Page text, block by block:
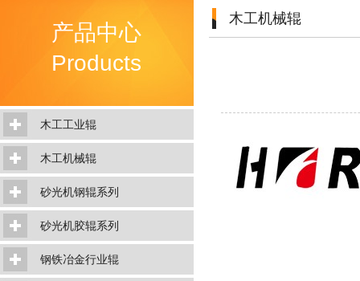
产品中心
Products
木工工业辊
木工机械辊
砂光机钢辊系列
砂光机胶辊系列
钢铁冶金行业辊
木工机械辊